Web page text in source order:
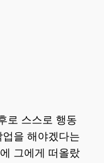
로 스스로 행동
을 해야겠다는
그에게 떠올랐